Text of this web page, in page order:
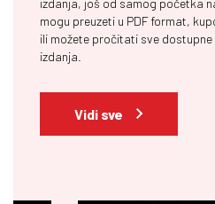
mogu preuzeti u PDF format,
ili možete pročitati sve
izdanja.
Vidi sve